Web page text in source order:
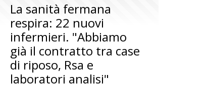
La sanità fermana
respira: 22 nuovi
infermieri. "Abbiamo
già il contratto tra case
di riposo, Rsa e
laboratori analisi"